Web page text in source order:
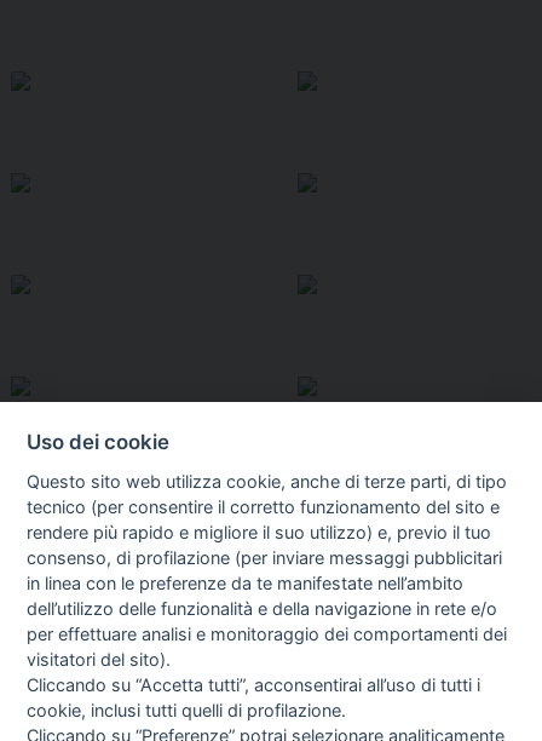
I libri Vedi tutti
Uso dei cookie
Questo sito web utilizza cookie, anche di terze parti, di tipo
tecnico (per consentire il corretto funzionamento del sito e
rendere più rapido e migliore il suo utilizzo) e, previo il tuo
consenso, di profilazione (per inviare messaggi pubblicitari
in linea con le preferenze da te manifestate nell’ambito
dell’utilizzo delle funzionalità e della navigazione in rete e/o
per effettuare analisi e monitoraggio dei comportamenti dei
visitatori del sito).
Cliccando su “Accetta tutti”, acconsentirai all’uso di tutti i
cookie, inclusi tutti quelli di profilazione.
Cliccando su “Preferenze” potrai selezionare analiticamente